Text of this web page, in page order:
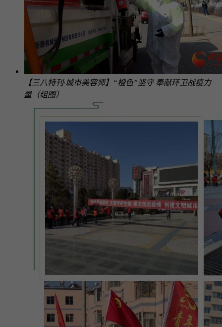
【三八特刊·城市美容师】“橙色”坚守 奉献环卫战疫力
量（组图）